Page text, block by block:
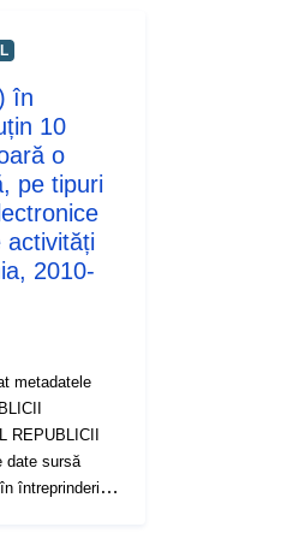
în
10
o
pe tipuri
activități
2010-
metadatele
REPUBLICII
date sursă
întreprinderile